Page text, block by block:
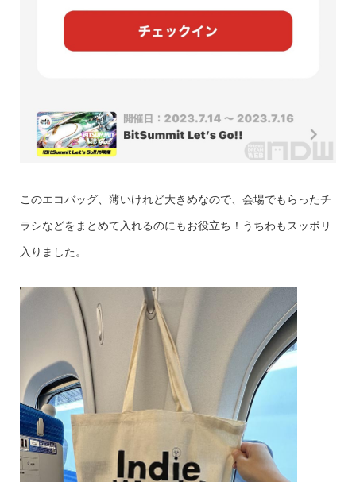
このエコバッグ、薄いけれど大きめなので、会場でもらったチ
ラシなどをまとめて入れるのにもお役立ち！うちわもスッポリ
入りました。